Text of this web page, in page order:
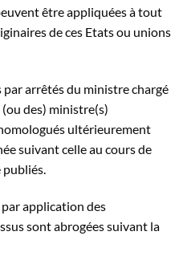
être appliquées à tout
de ces Etats ou unions
arrêtés du ministre chargé
des) ministre(s)
ultérieurement
suivant celle au cours de
par application des
sont abrogées suivant la